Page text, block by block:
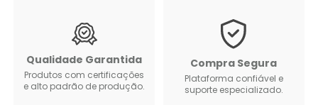
Qualidade Garantida
Produtos com certificações
e alto padrão de produção.
Compra Segura
Plataforma confiável e
suporte especializado.